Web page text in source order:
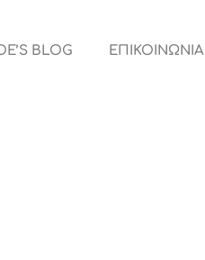
BLOG ΕΠΙΚΟΙΝΩΝΙΑ